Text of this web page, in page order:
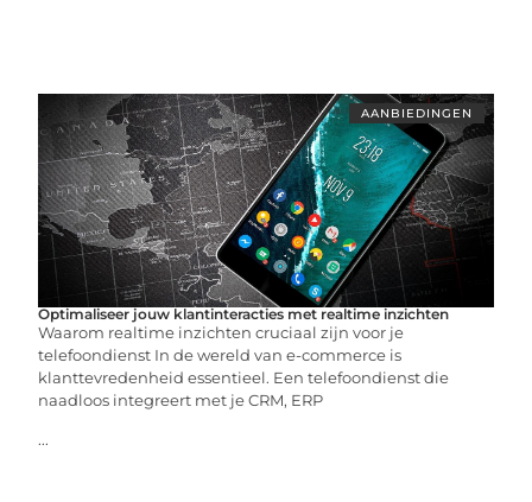
AANBIEDINGEN
Optimaliseer jouw klantinteracties met realtime inzichten
Waarom realtime inzichten cruciaal zijn voor je
telefoondienst In de wereld van e-commerce is
klanttevredenheid essentieel. Een telefoondienst die
naadloos integreert met je CRM, ERP
...